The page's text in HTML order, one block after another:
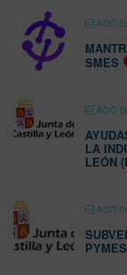
AGO
SMES
AGO
LA
LEÓN
AGO